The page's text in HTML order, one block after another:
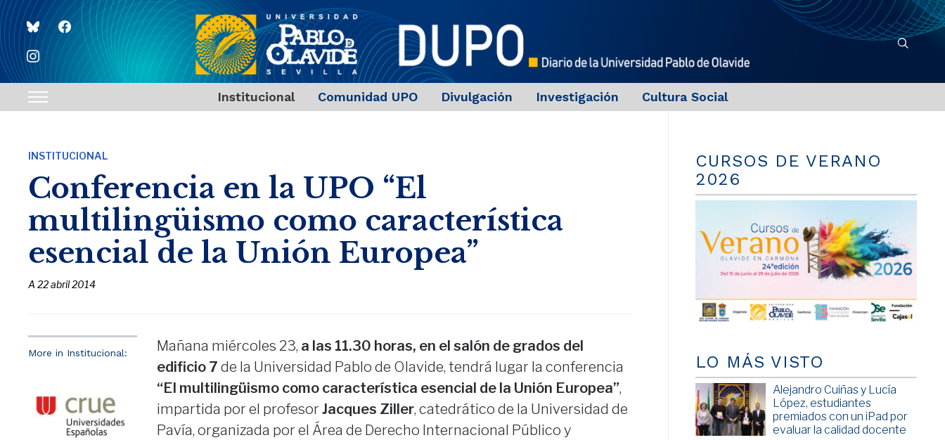
blueskyfacebook
instagram
Toggle
navigation
Institucional Comunidad UPO Divulgación Investigación Cultura Social
INSTITUCIONAL
Conferencia en la UPO “El
multilingüismo como característica
esencial de la Unión Europea”
A22 abril 2014
More in Institucional: Mañana miércoles 23, a las 11.30 horas, en el salón de grados del
edificio 7 de la Universidad Pablo de Olavide, tendrá lugar la conferencia
“El multilingüismo como característica esencial de la Unión Europea”,
impartida por el profesor Jacques Ziller, catedrático de la Universidad de
Pavía, organizada por el Área de Derecho Internacional Público y
CURSOS DE VERANO
2026
LO MÁS VISTO
Alejandro Cuiñas y Lucía
López, estudiantes
premiados con un iPad por
evaluar la calidad docente